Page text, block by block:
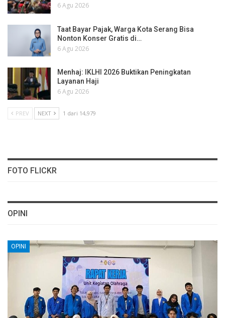
6 Agu 2026
Taat Bayar Pajak, Warga Kota Serang Bisa
Nonton Konser Gratis di…
6 Agu 2026
Menhaj: IKLHI 2026 Buktikan Peningkatan
Layanan Haji
6 Agu 2026
PREV NEXT 1 dari 14,979
FOTO FLICKR
OPINI
OPINI